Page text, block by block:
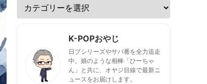
K-POPおやじ
日プシリーズやサバ番を全力追走
中。娘のような相棒「ひーちゃ
ん」と共に、オヤジ目線で最新ニ
ュースをお届けします。